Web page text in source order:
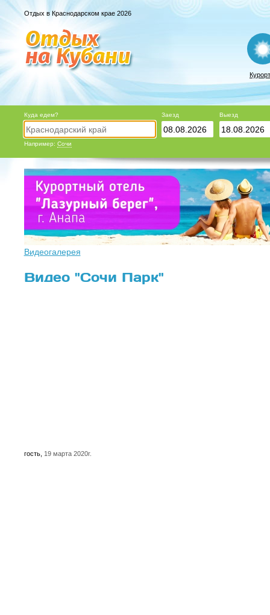
Отдых в Краснодарском крае 2026
Куда едем?
Например: Сочи
Заезд Выезд
Видеогалерея
Видео "Сочи Парк"
гость, 19 марта 2020г.